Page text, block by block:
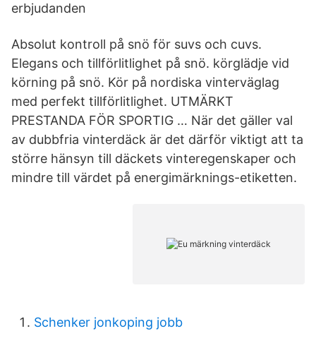
erbjudanden
Absolut kontroll på snö för suvs och cuvs.
Elegans och tillförlitlighet på snö. körglädje vid
körning på snö. Kör på nordiska vinterväglag
med perfekt tillförlitlighet. UTMÄRKT
PRESTANDA FÖR SPORTIG … När det gäller val
av dubbfria vinterdäck är det därför viktigt att ta
större hänsyn till däckets vinteregenskaper och
mindre till värdet på energimärknings-etiketten.
Schenker jonkoping jobb